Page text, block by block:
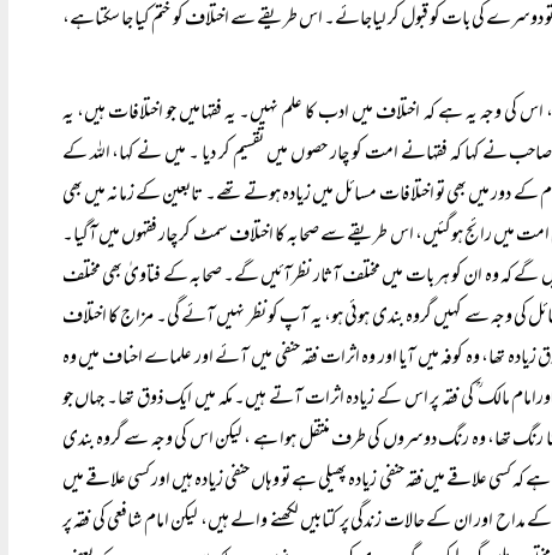
کی بات کو قبول کر لیاجائے۔ اس طریقے سے اختلاف کو ختم کیا جا سکتاہے،
کی وجہ یہ ہے کہ اختلاف میں ادب کا علم نہیں۔ یہ فقہامیں جو اختلافات ہیں، یہ
نے کہا کہ فقہانے امت کو چار حصو ں میں تقسیم کر دیا ۔ میں نے کہا، اللہ کے
میں بھی تو اختلافات مسائل میں زیادہ ہوتے تھے۔ تابعین کے زمانہ میں بھی
میں رائج ہوگئیں، اس طریقے سے صحابہ کا اختلاف سمٹ کر چار فقہوں میں آگیا۔
گے کہ وہ ان کو ہر بات میں مختلف آثار نظرآئیں گے۔ صحابہ کے فتاویٰ بھی مختلف
کی وجہ سے کہیں گروہ بندی ہوئی ہو، یہ آپ کو نظر نہیں آئے گی۔ مزاج کا اختلاف
تھا، وہ کوفہ میں آیا اور وہ اثرات فقہ حنفی میں آئے اور علماے احناف میں وہ
مالک ؒ کی فقہ پر اس کے زیادہ اثرات آتے ہیں۔ مکہ میں ایک ذوق تھا۔ جہاں جو
رنگ تھا، وہ رنگ دوسروں کی طرف منتقل ہوا ہے ، لیکن اس کی وجہ سے گروہ بندی
کہ کسی علاقے میں فقہ حنفی زیادہ پھیلی ہے تو وہاں حنفی زیادہ ہیں اور کسی علاقے میں
کے مداح اور ان کے حالات زندگی پر کتابیں لکھنے والے ہیں، لیکن امام شافعی کی فقہ پر